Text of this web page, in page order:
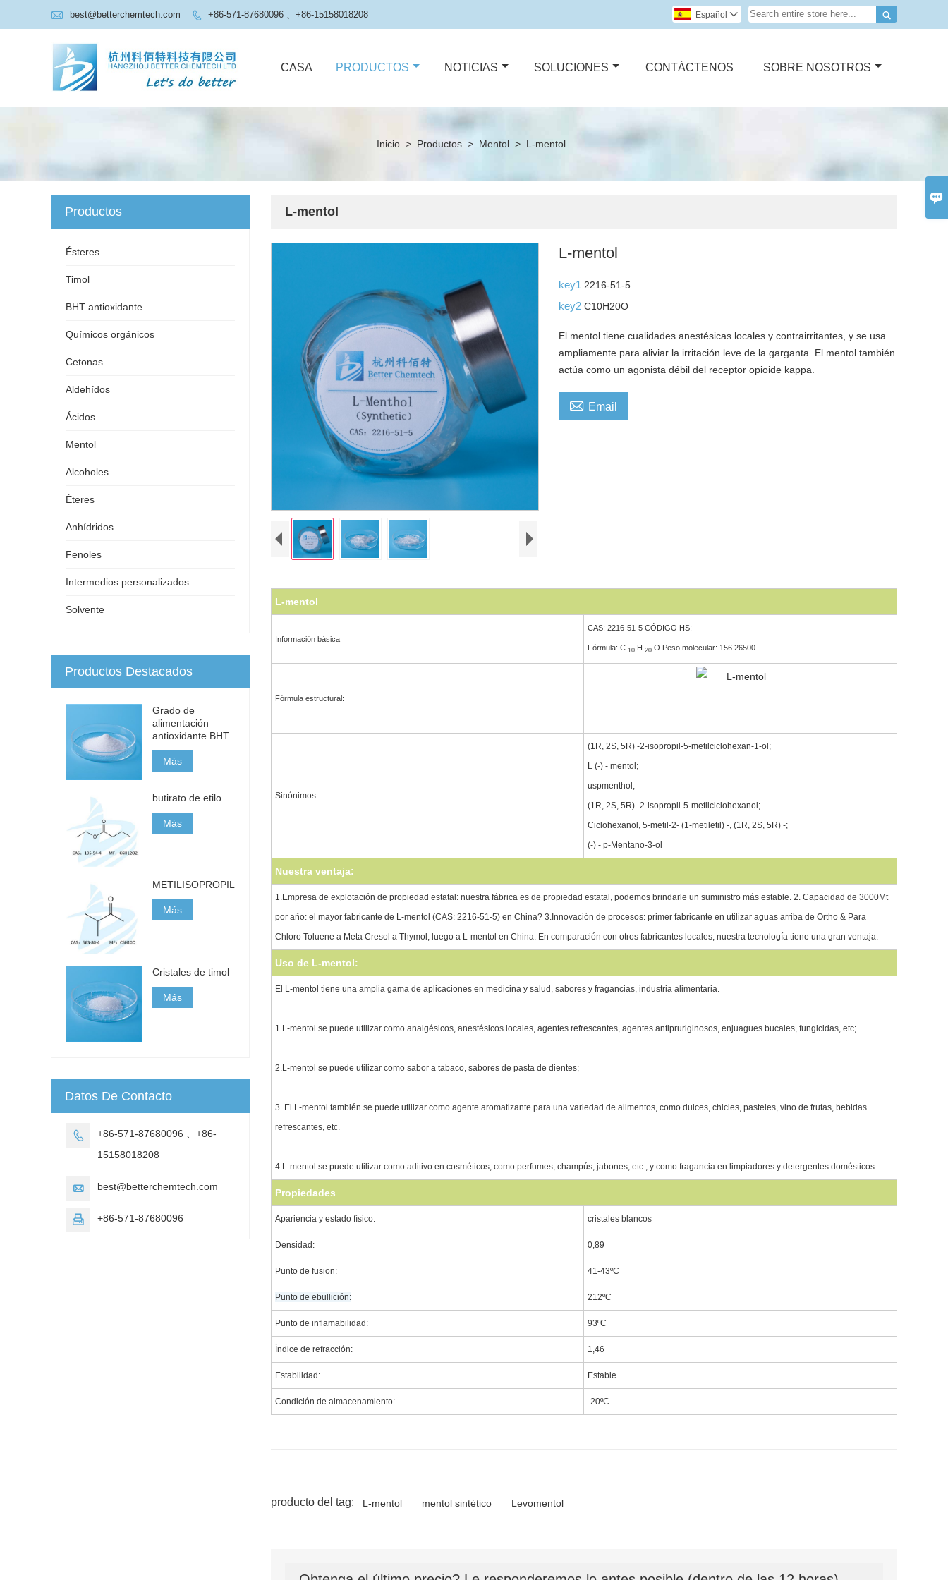

 best@betterchemtech.com  +86-571-87680096 、+86-15158018208 
Español 
CASA PRODUCTOS NOTICIAS SOLUCIONES CONTÁCTENOS SOBRE NOSOTROS
Inicio > Productos > Mentol > L-mentol
L-mentol
L-mentol
key1 2216-51-5
key2C10H20O
El mentol tiene cualidades anestésicas locales y contrairritantes, y se usa
ampliamente para aliviar la irritación leve de la garganta. El mentol también
actúa como un agonista débil del receptor opioide kappa.
 Email
L-mentol
Información básica
CAS: 2216-51-5 CÓDIGO HS:
Fórmula: C 10 H 20 O Peso molecular: 156.26500
Fórmula estructural:
Sinónimos:
(1R, 2S, 5R) -2-isopropil-5-metilciclohexan-1-ol;
L (-) - mentol;
uspmenthol;
(1R, 2S, 5R) -2-isopropil-5-metilciclohexanol;
Ciclohexanol, 5-metil-2- (1-metiletil) -, (1R, 2S, 5R) -;
(-) - p-Mentano-3-ol
Nuestra ventaja:
1.Empresa de explotación de propiedad estatal: nuestra fábrica es de propiedad estatal, podemos brindarle un suministro más estable. 2. Capacidad de 3000Mt
por año: el mayor fabricante de L-mentol (CAS: 2216-51-5) en China? 3.Innovación de procesos: primer fabricante en utilizar aguas arriba de Ortho & Para
Chloro Toluene a Meta Cresol a Thymol, luego a L-mentol en China. En comparación con otros fabricantes locales, nuestra tecnología tiene una gran ventaja.
Uso de L-mentol:
El L-mentol tiene una amplia gama de aplicaciones en medicina y salud, sabores y fragancias, industria alimentaria.
1.L-mentol se puede utilizar como analgésicos, anestésicos locales, agentes refrescantes, agentes antipruriginosos, enjuagues bucales, fungicidas, etc;
2.L-mentol se puede utilizar como sabor a tabaco, sabores de pasta de dientes;
3. El L-mentol también se puede utilizar como agente aromatizante para una variedad de alimentos, como dulces, chicles, pasteles, vino de frutas, bebidas
refrescantes, etc.
4.L-mentol se puede utilizar como aditivo en cosméticos, como perfumes, champús, jabones, etc., y como fragancia en limpiadores y detergentes domésticos.
Propiedades
Apariencia y estado físico: cristales blancos
Densidad: 0,89
Punto de fusion: 41-43ºC
Punto de ebullición: 212ºC
Punto de inflamabilidad: 93ºC
Índice de refracción: 1,46
Estabilidad: Estable
Condición de almacenamiento: -20ºC
producto del tag: L-mentol mentol sintético Levomentol
Productos
Ésteres
Timol
BHT antioxidante
Químicos orgánicos
Cetonas
Aldehídos
Ácidos
Mentol
Alcoholes
Éteres
Anhídridos
Fenoles
Intermedios personalizados
Solvente
Productos Destacados
Grado de
alimentación
antioxidante BHT
Más
butirato de etilo
Más
METILISOPROPILCETONA
Más
Cristales de timol
Más
Datos De Contacto

+86-571-87680096 、+86-
15158018208
 best@betterchemtech.com
 +86-571-87680096